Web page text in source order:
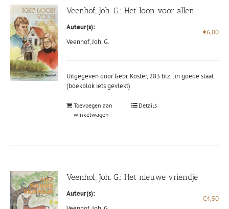
Veenhof, Joh. G.: Het loon voor allen
Auteur(s):
Veenhof, Joh. G.
€6,00
Uitgegeven door Gebr. Koster, 283 blz., in goede staat
(boekblok iets gevlekt)
Toevoegen aan
winkelwagen
Details
Veenhof, Joh. G.: Het nieuwe vriendje
Auteur(s):
€4,50